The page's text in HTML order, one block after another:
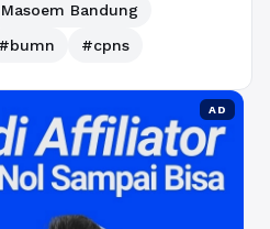
Bandung
#bumn #cpns
AD